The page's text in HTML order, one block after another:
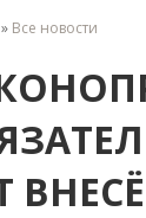
» Все новости